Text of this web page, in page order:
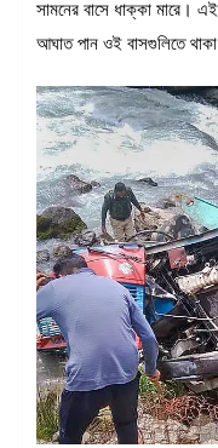
সামনের বাসে ধাক্কা মারে।
আঘাত পান ওই বাসগুলিতে থাকা